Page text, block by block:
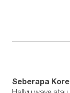
Seberapa